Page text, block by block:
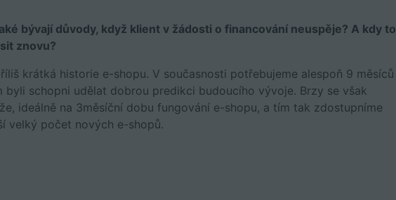
bývají důvody, když klient v žádosti o financování neuspěje? A kdy to
znovu?
krátká historie e-shopu. V současnosti potřebujeme alespoň 9 měsíců
byli schopni udělat dobrou predikci budoucího vývoje. Brzy se však
ideálně na 3měsíční dobu fungování e-shopu, a tím tak zdostupníme
velký počet nových e-shopů.